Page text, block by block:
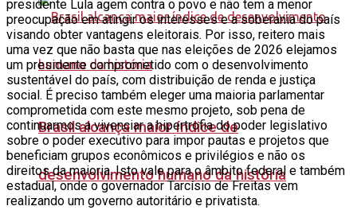
Brasil alcança maior índice de
desenvolvimento humano da história
presidente Lula agem contra o povo e não tem a menor
preocupação em atingir os interesses e a soberania do país
visando obter vantagens eleitorais. Por isso, reitero mais
uma vez que não basta que nas eleições de 2026 elejamos
um presidente comprometido com o desenvolvimento
sustentável do país, com distribuição de renda e justiça
social. É preciso também eleger uma maioria parlamentar
comprometida com este mesmo projeto, sob pena de
continuarmos a vivenciar a hipertrofia do poder legislativo
sobre o poder executivo para impor pautas e projetos que
beneficiam grupos econômicos e privilégios e não os
direitos da maioria. Isto vale para o âmbito federal e também
estadual, onde o governador Tarcísio de Freitas vem
realizando um governo autoritário e privatista.